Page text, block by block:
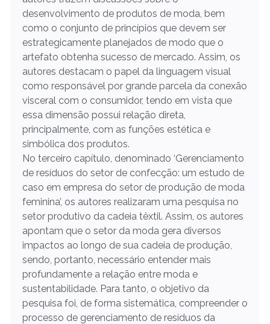
desenvolvimento de produtos de moda, bem
como o conjunto de princípios que devem ser
estrategicamente planejados de modo que o
artefato obtenha sucesso de mercado. Assim, os
autores destacam o papel da linguagem visual
como responsável por grande parcela da conexão
visceral com o consumidor, tendo em vista que
essa dimensão possui relação direta,
principalmente, com as funções estética e
simbólica dos produtos.
No terceiro capítulo, denominado ‘Gerenciamento
de resíduos do setor de confecção: um estudo de
caso em empresa do setor de produção de moda
feminina’, os autores realizaram uma pesquisa no
setor produtivo da cadeia têxtil. Assim, os autores
apontam que o setor da moda gera diversos
impactos ao longo de sua cadeia de produção,
sendo, portanto, necessário entender mais
profundamente a relação entre moda e
sustentabilidade. Para tanto, o objetivo da
pesquisa foi, de forma sistemática, compreender o
processo de gerenciamento de resíduos da